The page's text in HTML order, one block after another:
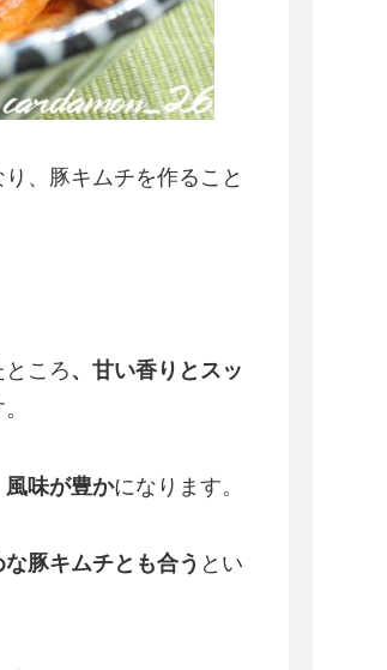
、豚キムチを作ること
ころ 、甘い香りとスッ
味が豊かになります。
豚キムチとも合う とい